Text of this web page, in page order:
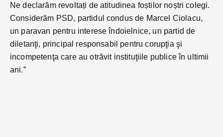
Ne declarăm revoltați de atitudinea foștilor noștri colegi.
Considerăm PSD, partidul condus de Marcel Ciolacu,
un paravan pentru interese îndoielnice, un partid de
diletanţi, principal responsabil pentru corupţia şi
incompetenţa care au otrăvit instituţiile publice în ultimii
ani.”